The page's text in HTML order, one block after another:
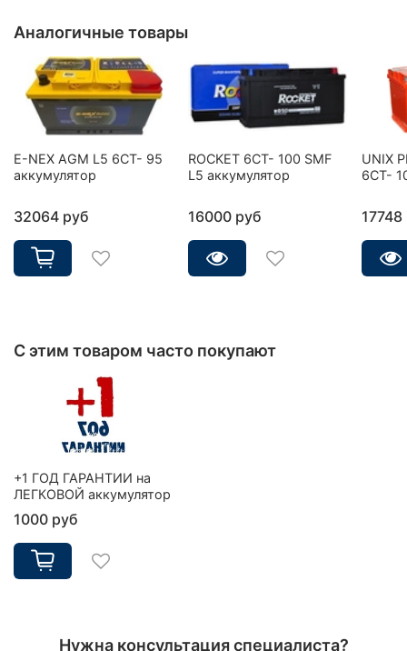
Аналогичные товары
E-NEX AGM L5 6CT- 95
аккумулятор
32064 руб
ROCKET 6CT- 100 SMF
L5 аккумулятор
16000 руб
UNIX
6СТ-
С этим товаром часто покупают
+1 ГОД ГАРАНТИИ на
ЛЕГКОВОЙ аккумулятор
1000 руб
Нужна консультация специалиста?